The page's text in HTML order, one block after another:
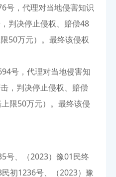
号，代理对当地侵害知识
判决停止侵权、赔偿48
50万元）。最终该侵权
号，代理对当地侵害知
，判决停止侵权、赔偿
限50万元）。最终该侵
号、（2023）豫01民终
初1236号、（2023）豫